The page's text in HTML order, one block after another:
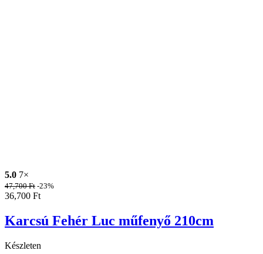
5.0 7×
47,700Ft -23%
36,700 Ft
Karcsú Fehér Luc műfenyő 210cm
Készleten